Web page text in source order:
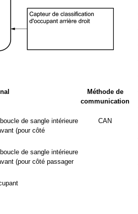
Méthode de
communication
de sangle intérieure
(pour côté
de sangle intérieure
(pour côté passager
CAN